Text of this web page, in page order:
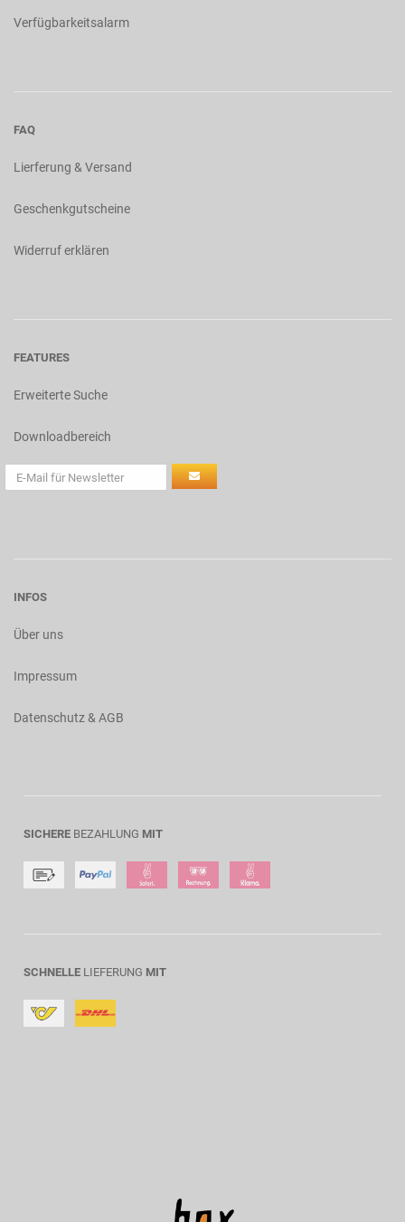
Verfügbarkeitsalarm
FAQ
Lierferung & Versand
Geschenkgutscheine
Widerruf erklären
FEATURES
Erweiterte Suche
Downloadbereich
INFOS
Über uns
Impressum
Datenschutz & AGB
SICHERE BEZAHLUNG MIT
SCHNELLE LIEFERUNG MIT